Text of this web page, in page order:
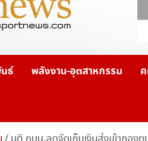
ธ์ พลังงาน-อุตสาหกรรม